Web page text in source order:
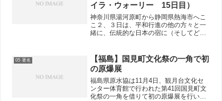
イラ・ウォーリー 15日目）
神奈川県湯河原町から静岡県熱海市へこ
こ２、３日は、平和行進の他の方々と一
緒に、伝統的な日本の宿に（そしてどな
ことができました。知り合って二週間し
か経っていないのに、一緒...
05 署名
【福島】国見町文化祭の一角で初
の原爆展
福島県原水協は11月4日、観月台文化セ
ンター体育館で行われた第41回国見町文
化祭の一角を借りて初の原爆展を行い、